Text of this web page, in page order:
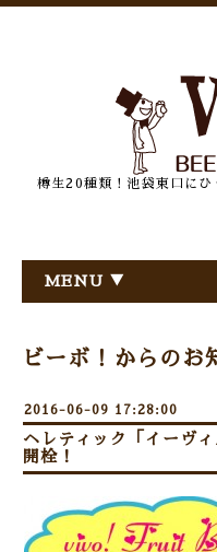
樽生20種類！池袋東口に
MENU ▼
ビーボ！からのお
2016-06-09 17:28:00
ヘレティック「イーヴ
開栓！